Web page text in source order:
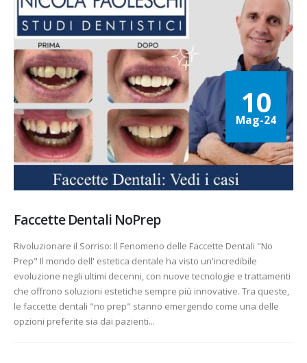
10
Mag-24
Faccette Dentali NoPrep
Rivoluzionare il Sorriso: Il Fenomeno delle Faccette Dentali "No
Prep" Il mondo dell' estetica dentale ha visto un'incredibile
evoluzione negli ultimi decenni, con nuove tecnologie e trattamenti
che offrono soluzioni estetiche sempre più innovative. Tra queste,
le faccette dentali "no prep" stanno emergendo come una delle
opzioni preferite sia dai pazienti...